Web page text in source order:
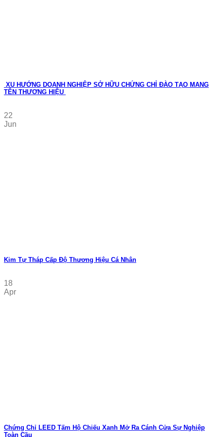
XU HƯỚNG DOANH NGHIỆP SỞ HỮU CHỨNG CHỈ ĐÀO TẠO MANG
TÊN THƯƠNG HIỆU
22
Jun
Kim Tự Tháp Cấp Độ Thương Hiệu Cá Nhân
18
Apr
Chứng Chỉ LEED Tấm Hộ Chiếu Xanh Mở Ra Cánh Cửa Sự Nghiệp
Toàn Cầu